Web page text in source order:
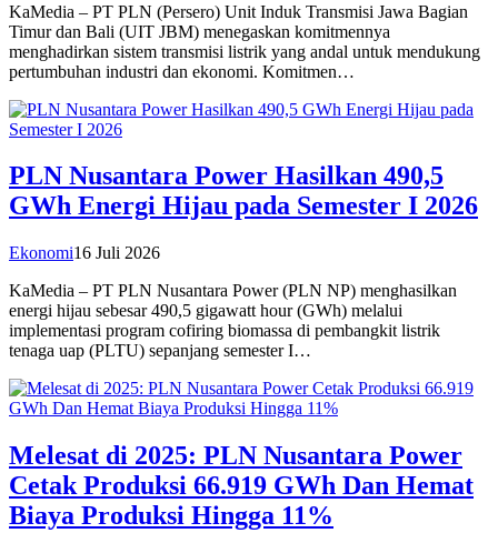
KaMedia – PT PLN (Persero) Unit Induk Transmisi Jawa Bagian
Timur dan Bali (UIT JBM) menegaskan komitmennya
menghadirkan sistem transmisi listrik yang andal untuk mendukung
pertumbuhan industri dan ekonomi. Komitmen…
PLN Nusantara Power Hasilkan 490,5
GWh Energi Hijau pada Semester I 2026
Ekonomi16 Juli 2026
KaMedia – PT PLN Nusantara Power (PLN NP) menghasilkan
energi hijau sebesar 490,5 gigawatt hour (GWh) melalui
implementasi program cofiring biomassa di pembangkit listrik
tenaga uap (PLTU) sepanjang semester I…
Melesat di 2025: PLN Nusantara Power
Cetak Produksi 66.919 GWh Dan Hemat
Biaya Produksi Hingga 11%